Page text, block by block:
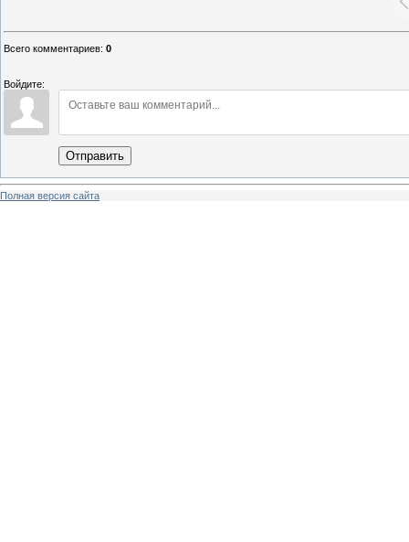
Всего комментариев: 0
Войдите:
Отправить
Полная версия сайта